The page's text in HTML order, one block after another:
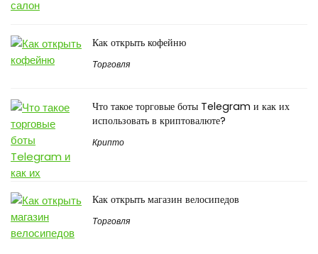
Как открыть кофейню
Торговля
Что такое торговые боты Telegram и как их
использовать в криптовалюте?
Крипто
Как открыть магазин велосипедов
Торговля